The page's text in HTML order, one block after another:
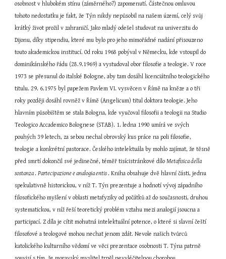
osobnost v hlubokém stínu (záměrného?) zapomenutí. Částečnou omluvou
tohoto nedostatku je fakt, že Týn nikdy nepůsobil na našem území, celý svůj
krátký život prožil v zahraničí. Jako mladý odešel studovat na univerzitu do
Dijonu, díky stipendiu, které mu bylo pro jeho mimořádné nadání přisouzeno
touto akademickou institucí. Od roku 1968 pobýval v Německu, kde vstoupil do
dominikánského řádu (28.9.1969) a vystudoval obor filosofie a teologie. V roce
1973 se přesunul do italské Bologne, aby tam dosáhl licenciátního teologického
titulu. 29. 6.1975 byl papežem Pavlem VI. vysvěcen v Římě na kněze a o tři
roky později dosáhl rovněž v Římě (Angelicum) titul doktora teologie. Jeho
hlavním působištěm se stala Bologna, kde vyučoval filosofii a teologii na Studio
Teologico Accademico Bolognese (STAB). 1. ledna 1990 umírá ve svých
pouhých 39 letech, za sebou nechal obrovský kus práce na poli filosofie,
teologie a konkrétní pastorace. Českého intelektuála by mohlo zajímat, že těsně
před smrtí dokončil své jedinečné, téměř tisícistránkové dílo Metafisica della
sostanza . Partecipazione e analogia entis . Kniha obsahuje dvě hlavní části, jednu
spekulativně historickou, v níž T. Týn prezentuje a hodnotí vývoj západního
filosofického myšlení v oblasti metafyziky od počátků až do současnosti, druhou
systematickou, v níž řeší teoretický problém vztahu mezi analogií jsoucna a
participací. Z díla je cítit mohutná intelektuální potence, o které si slavní čeští
filosofové a teologové mohou nechat jenom zdát. Nevole našich tvůrců
katolického kulturního vědomí ve věci prezentace osobnosti T. Týna patrně